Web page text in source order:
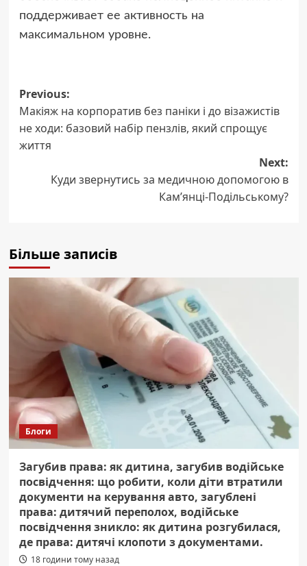
поддерживает ее активность на
максимальном уровне.
Post
navigation
Previous:
Макіяж на корпоратив без паніки і до візажистів
не ходи: базовий набір пензлів, який спрощує
життя
Next:
Куди звернутись за медичною допомогою в
Кам’янці-Подільському?
Більше записів
Блоги
Загубив права: як дитина, загубив водійське
посвідчення: що робити, коли діти втратили
документи на керування авто, загублені
права: дитячий переполох, водійське
посвідчення зникло: як дитина розгубилася,
де права: дитячі клопоти з документами.
18 години тому назад